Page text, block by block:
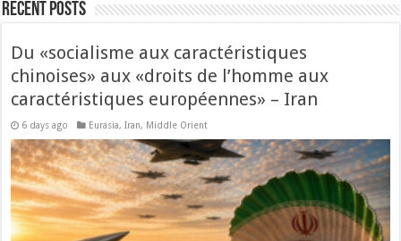
Recent Posts
Du «socialisme aux caractéristiques
chinoises» aux «droits de l’homme aux
caractéristiques européennes» – Iran
6 days ago Eurasia,Iran, Middle Orient